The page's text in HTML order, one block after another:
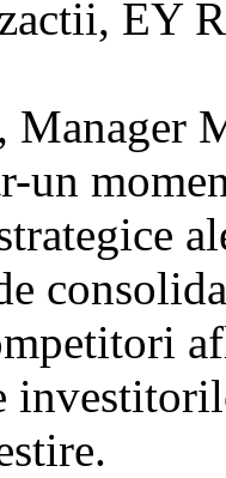
EY
Manager
un